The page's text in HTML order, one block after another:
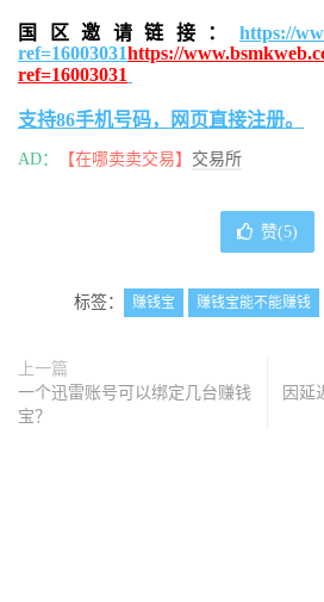
国区邀请链接： https://
ref=16003031https://
ref=16003031
支持86手机号码，网页直接注册。
AD： 【在哪卖卖交易】 交易所
赞(5)
标签： 赚钱宝 赚钱宝能不能赚钱
上一篇
一个迅雷账号可以绑定几台赚钱
宝？
因延